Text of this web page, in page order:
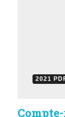
2021